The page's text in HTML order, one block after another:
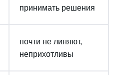
принимать решения
почти не линяют,
неприхотливы